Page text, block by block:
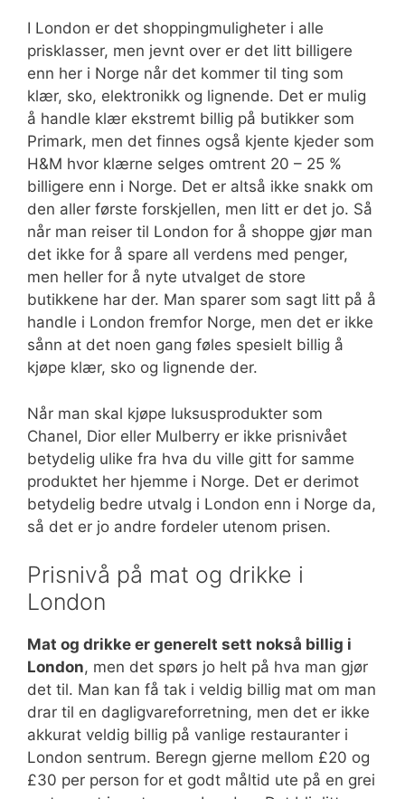
I London er det shoppingmuligheter i alle
prisklasser, men jevnt over er det litt billigere
enn her i Norge når det kommer til ting som
klær, sko, elektronikk og lignende. Det er mulig
å handle klær ekstremt billig på butikker som
Primark, men det finnes også kjente kjeder som
H&M hvor klærne selges omtrent 20 – 25 %
billigere enn i Norge. Det er altså ikke snakk om
den aller første forskjellen, men litt er det jo. Så
når man reiser til London for å shoppe gjør man
det ikke for å spare all verdens med penger,
men heller for å nyte utvalget de store
butikkene har der. Man sparer som sagt litt på å
handle i London fremfor Norge, men det er ikke
sånn at det noen gang føles spesielt billig å
kjøpe klær, sko og lignende der.
Når man skal kjøpe luksusprodukter som
Chanel, Dior eller Mulberry er ikke prisnivået
betydelig ulike fra hva du ville gitt for samme
produktet her hjemme i Norge. Det er derimot
betydelig bedre utvalg i London enn i Norge da,
så det er jo andre fordeler utenom prisen.
Prisnivå på mat og drikke i
London
Mat og drikke er generelt sett nokså billig i
London, men det spørs jo helt på hva man gjør
det til. Man kan få tak i veldig billig mat om man
drar til en dagligvareforretning, men det er ikke
akkurat veldig billig på vanlige restauranter i
London sentrum. Beregn gjerne mellom £20 og
£30 per person for et godt måltid ute på en grei